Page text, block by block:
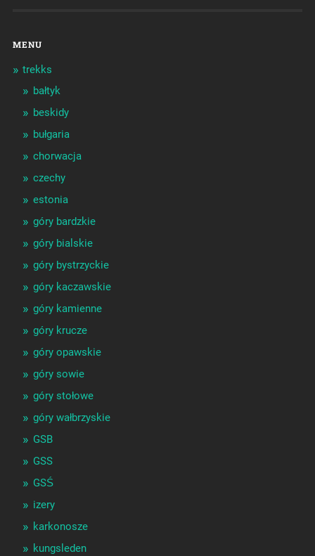
MENU
trekks
bałtyk
beskidy
bułgaria
chorwacja
czechy
estonia
góry bardzkie
góry bialskie
góry bystrzyckie
góry kaczawskie
góry kamienne
góry krucze
góry opawskie
góry sowie
góry stołowe
góry wałbrzyskie
GSB
GSS
GSŚ
izery
karkonosze
kungsleden